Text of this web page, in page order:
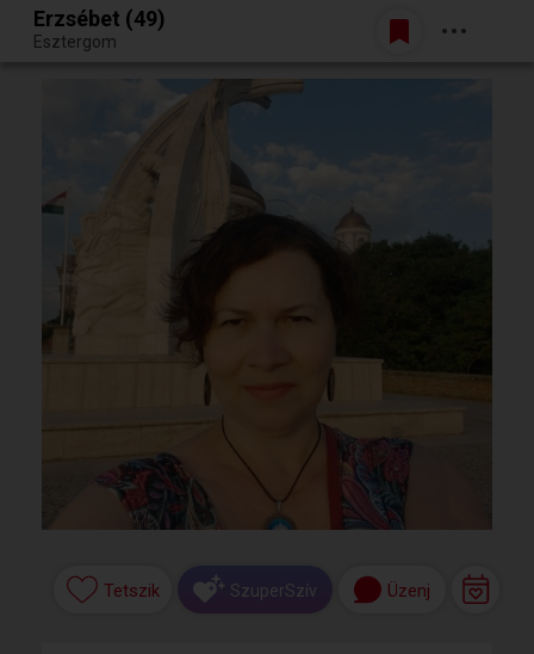
Egy jó randiból bármi lehet.
Belépés
Erzsébet (49)
Esztergom
Tetszik SzuperSzív Üzenj